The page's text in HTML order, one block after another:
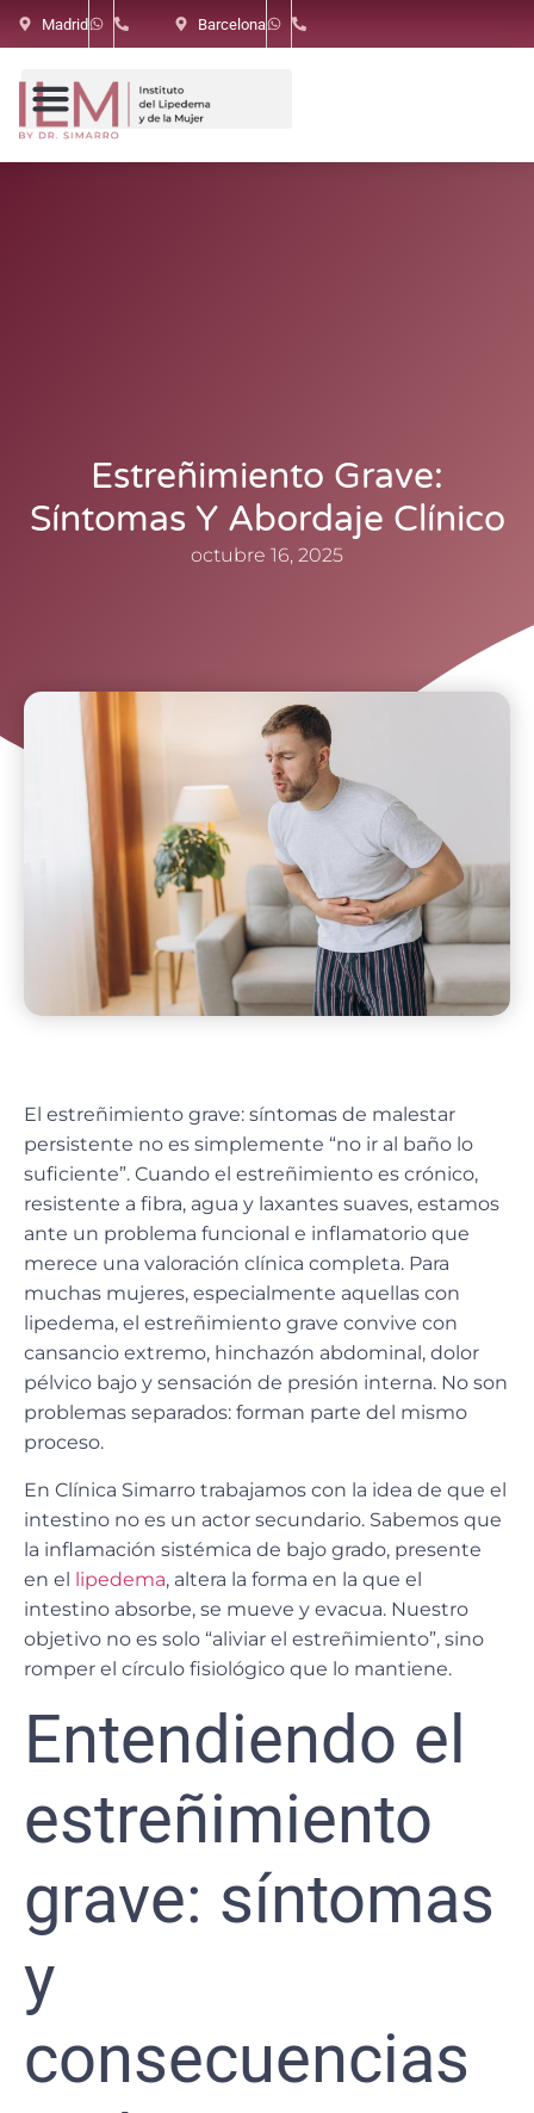
Madrid Barcelona
Estreñimiento Grave:
Síntomas Y Abordaje Clínico
octubre 16, 2025
El estreñimiento grave: síntomas de malestar
persistente no es simplemente “no ir al baño lo
suficiente”. Cuando el estreñimiento es crónico,
resistente a fibra, agua y laxantes suaves, estamos
ante un problema funcional e inflamatorio que
merece una valoración clínica completa. Para
muchas mujeres, especialmente aquellas con
lipedema, el estreñimiento grave convive con
cansancio extremo, hinchazón abdominal, dolor
pélvico bajo y sensación de presión interna. No son
problemas separados: forman parte del mismo
proceso.
En Clínica Simarro trabajamos con la idea de que el
intestino no es un actor secundario. Sabemos que
la inflamación sistémica de bajo grado, presente
en el lipedema, altera la forma en la que el
intestino absorbe, se mueve y evacua. Nuestro
objetivo no es solo “aliviar el estreñimiento”, sino
romper el círculo fisiológico que lo mantiene.
Entendiendo el
estreñimiento
grave: síntomas
y
consecuencias